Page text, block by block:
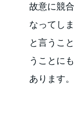
故意に競
なってし
と言うこ
うことに
あります。